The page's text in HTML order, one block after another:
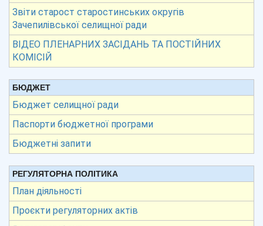
Звіти старост старостинських округів
Зачепилівської селищної ради
ВІДЕО ПЛЕНАРНИХ ЗАСІДАНЬ ТА ПОСТІЙНИХ
КОМІСІЙ
БЮДЖЕТ
Бюджет селищної ради
Паспорти бюджетної програми
Бюджетні запити
РЕГУЛЯТОРНА ПОЛІТИКА
План діяльності
Проєкти регуляторних актів